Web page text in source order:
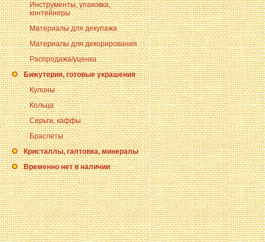
Инструменты, упаковка,
контейнеры
Материалы для декупажа
Материалы для декорирования
Распродажа/уценка
Бижутерия, готовые украшения
Кулоны
Кольца
Серьги, каффы
Браслеты
Кристаллы, галтовка, минералы
Временно нет в наличии